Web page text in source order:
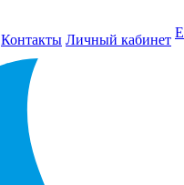
Контакты Личный кабинет